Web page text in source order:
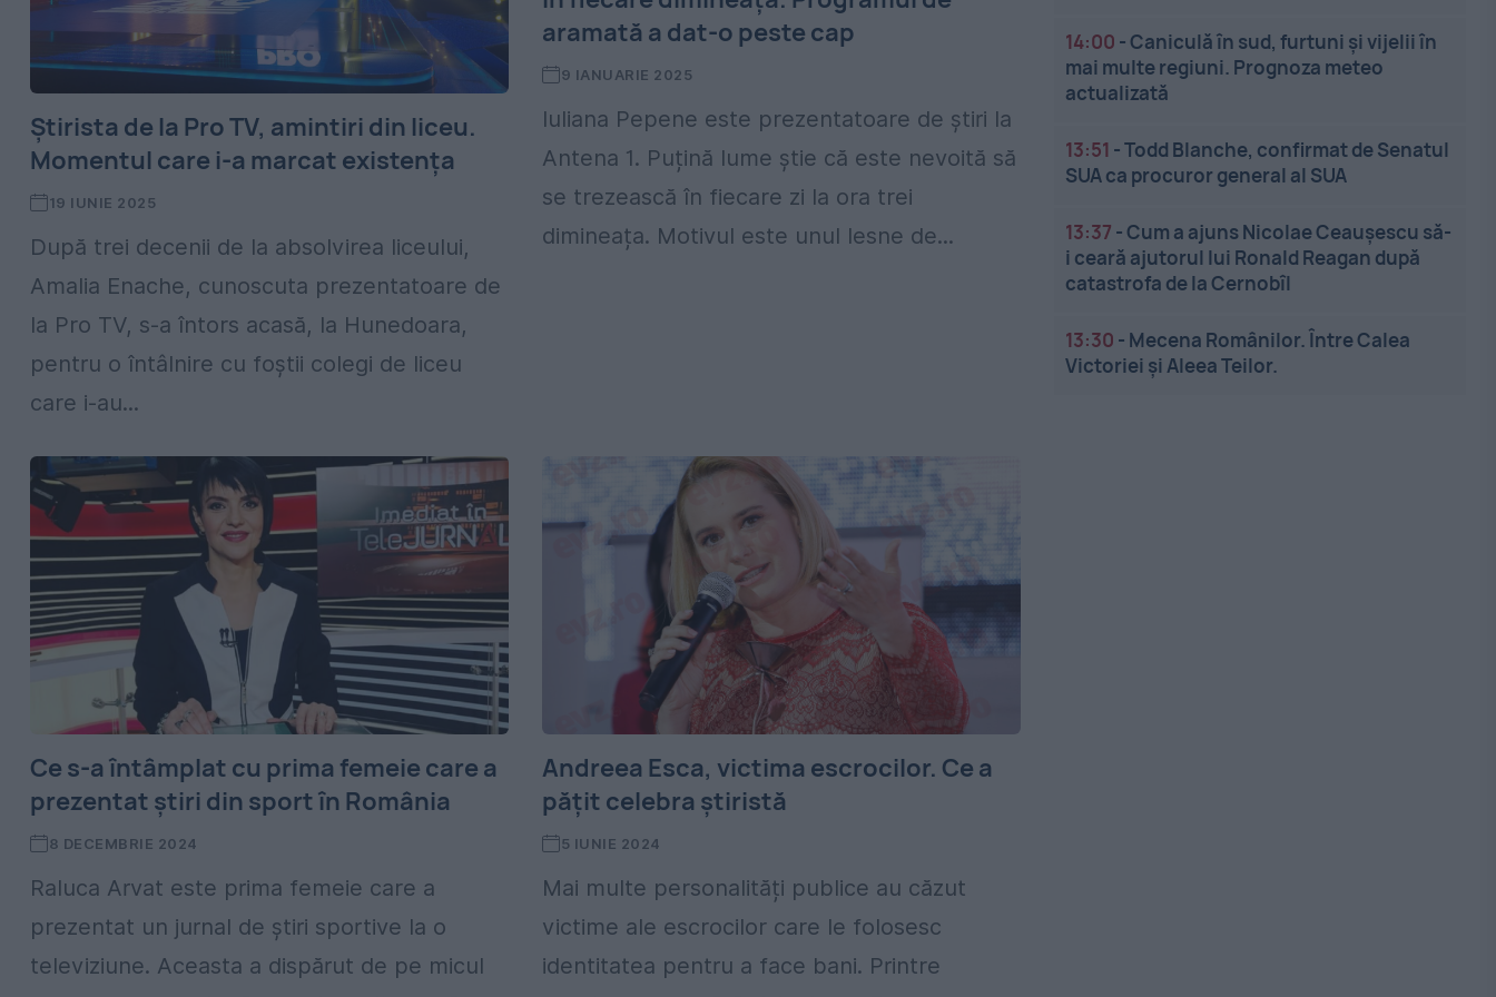
Știrista de la Pro TV, amintiri din liceu.
Momentul care i-a marcat existența
19 IUNIE 2025
După trei decenii de la absolvirea liceului,
Amalia Enache, cunoscuta prezentatoare de
la Pro TV, s-a întors acasă, la Hunedoara,
pentru o întâlnire cu foștii colegi de liceu
care i-au...
aramată a dat-o peste cap
9 IANUARIE 2025
Iuliana Pepene este prezentatoare de știri la
Antena 1. Puțină lume știe că este nevoită să
se trezească în fiecare zi la ora trei
dimineața. Motivul este unul lesne de...
Ce s-a întâmplat cu prima femeie care a
prezentat știri din sport în România
8 DECEMBRIE 2024
Raluca Arvat este prima femeie care a
prezentat un jurnal de știri sportive la o
televiziune. Aceasta a dispărut de pe micul
Andreea Esca, victima escrocilor. Ce a
pățit celebra știristă
5 IUNIE 2024
Mai multe personalități publice au căzut
victime ale escrocilor care le folosesc
identitatea pentru a face bani. Printre
14:00 -Caniculă în sud, furtuni și vijelii în
mai multe regiuni. Prognoza meteo
actualizată
13:51 -Todd Blanche, confirmat de Senatul
SUA ca procuror general al SUA
13:37 -Cum a ajuns Nicolae Ceaușescu să-
i ceară ajutorul lui Ronald Reagan după
catastrofa de la Cernobîl
13:30 - Mecena Românilor. Între Calea
Victoriei și Aleea Teilor.